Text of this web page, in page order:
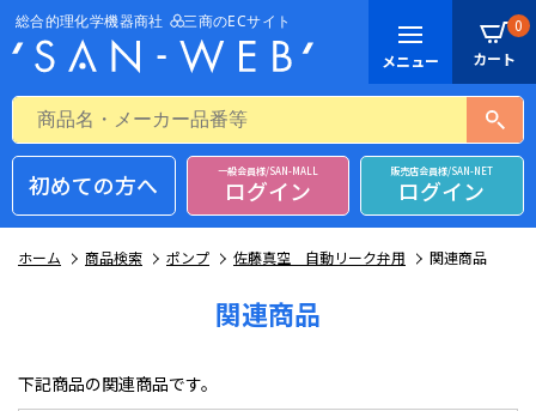
0
初めての方へ 一般会員様/SAN-MALL
ログイン
販売店会員様/SAN-NET
ログイン
ホーム 商品検索 ポンプ 佐藤真空 自動リーク弁用 関連商品
関連商品
下記商品の関連商品です。